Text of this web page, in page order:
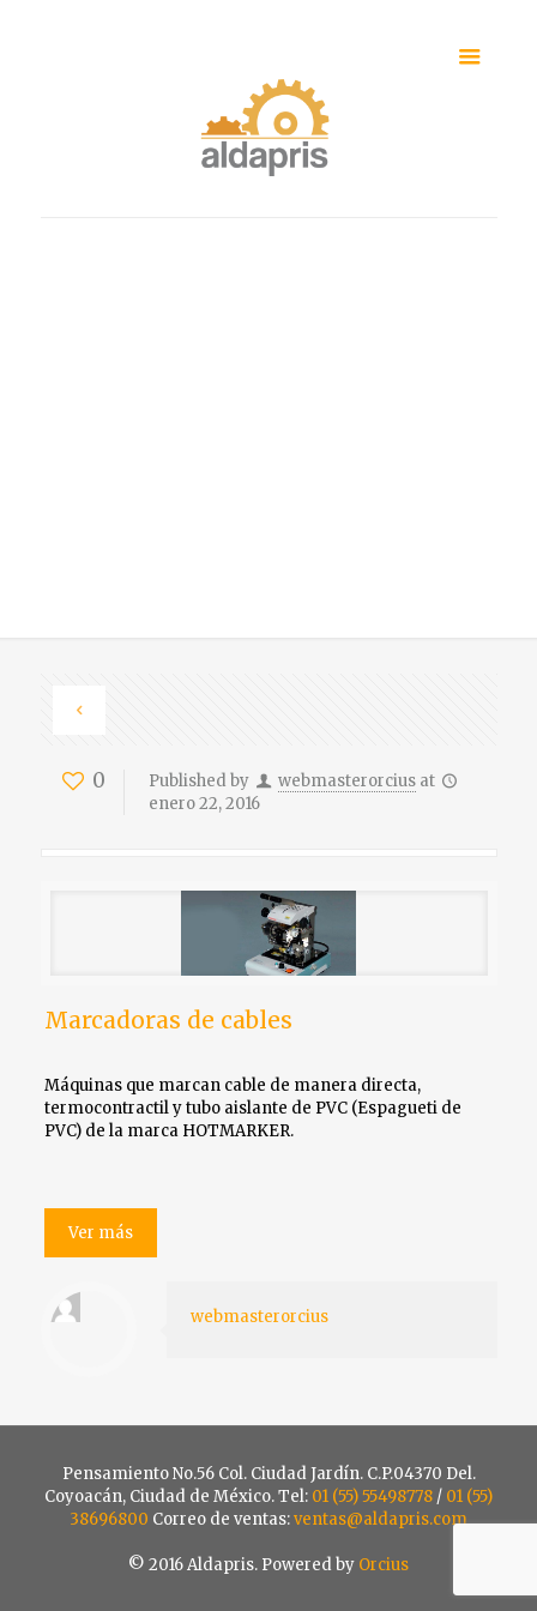
0 Published by webmasterorcius at
enero 22, 2016
Marcadoras de cables
Máquinas que marcan cable de manera directa,
termocontractil y tubo aislante de PVC (Espagueti de
PVC) de la marca HOTMARKER.
Ver más
webmasterorcius
Pensamiento No.56 Col. Ciudad Jardín. C.P.04370 Del.
Coyoacán, Ciudad de México. Tel: 01 (55) 55498778 / 01 (55)
38696800 Correo de ventas:ventas@aldapris.com
© 2016 Aldapris. Powered by Orcius